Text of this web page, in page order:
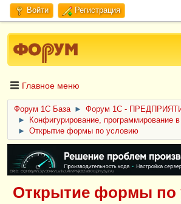
Войти Регистрация
Главное меню
Форум 1C База ►
Форум 1С -
►
Конфигурирование, программирование
►
Открытие формы по условию
ERID: CQH36pWzJqVJD4xVLsnhcU4hVPNjkBZe8KKxjJiYySyZAz
Открытие формы по